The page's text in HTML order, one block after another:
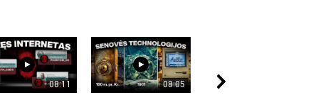
08:11 08:05